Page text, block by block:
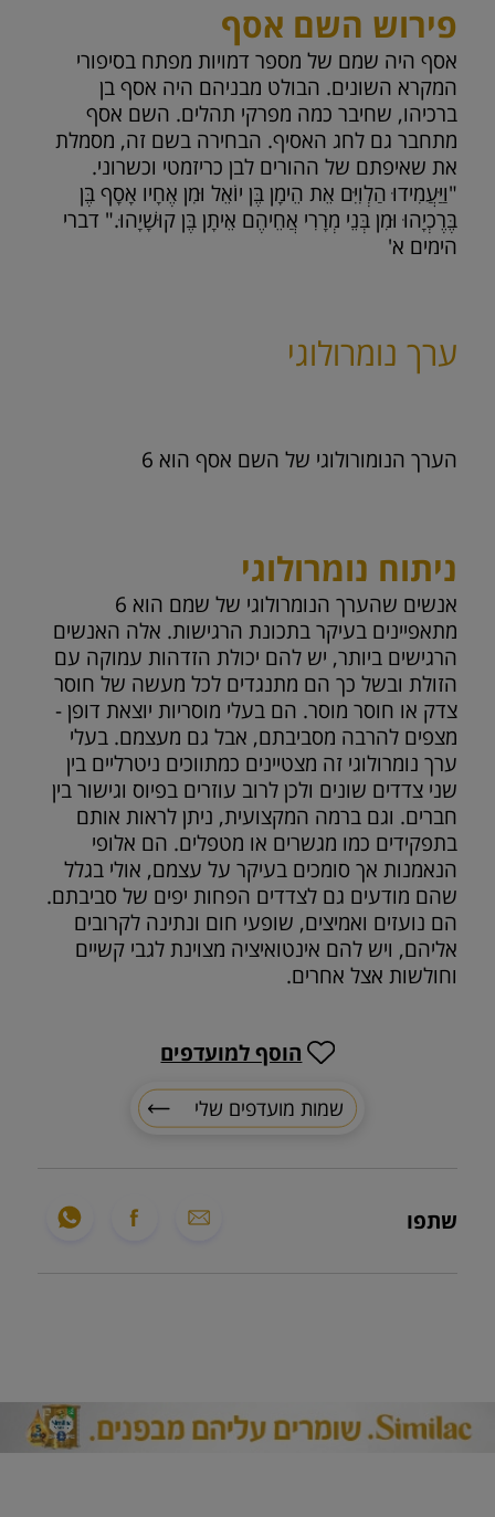
פירוש השם אסף
אסף היה שמם של מספר דמויות מפתח בסיפורי
המקרא השונים. הבולט מבניהם היה אסף בן
ברכיהו, שחיבר כמה מפרקי תהלים. השם אסף
מתחבר גם לחג האסיף. הבחירה בשם זה, מסמלת
את שאיפתם של ההורים לבן כריזמטי וכשרוני.
"וַיַּעֲמִידוּ הַלְוִיִּם אֵת הֵימָן בֶּן יוֹאֵל וּמִן אֶחָיו אָסָף בֶּן
בֶּרֶכְיָהוּ וּמִן בְּנֵי מְרָרִי אֲחֵיהֶם אֵיתָן בֶּן קוּשָׁיָהוּ." דברי
הימים א'
ערך נומרולוגי
הערך הנומורולוגי של השם אסף הוא 6
ניתוח נומרולוגי
אנשים שהערך הנומרולוגי של שמם הוא 6
מתאפיינים בעיקר בתכונת הרגישות. אלה האנשים
הרגישים ביותר, יש להם יכולת הזדהות עמוקה עם
הזולת ובשל כך הם מתנגדים לכל מעשה של חוסר
צדק או חוסר מוסר. הם בעלי מוסריות יוצאת דופן -
מצפים להרבה מסביבתם, אבל גם מעצמם. בעלי
ערך נומרולוגי זה מצטיינים כמתווכים ניטרליים בין
שני צדדים שונים ולכן לרוב עוזרים בפיוס וגישור בין
חברים. וגם ברמה המקצועית, ניתן לראות אותם
בתפקידים כמו מגשרים או מטפלים. הם אלופי
הנאמנות אך סומכים בעיקר על עצמם, אולי בגלל
שהם מודעים גם לצדדים הפחות יפים של סביבתם.
הם נועזים ואמיצים, שופעי חום ונתינה לקרובים
אליהם, ויש להם אינטואיציה מצוינת לגבי קשיים
וחולשות אצל אחרים.
שתפו
שמות מועדפים שלי
הוסף למועדפים